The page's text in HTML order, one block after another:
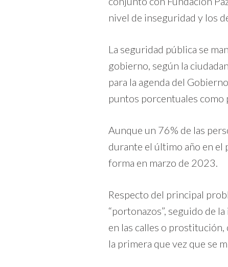
nivel de inseguridad y los
La seguridad pública se
gobierno, según la
para la agenda del
puntos porcentuales como
Aunque un 76% de las
durante el último año en el
forma en marzo de 2023.
Respecto del principal
“portonazos”, seguido de
en las calles o
la primera que vez que se